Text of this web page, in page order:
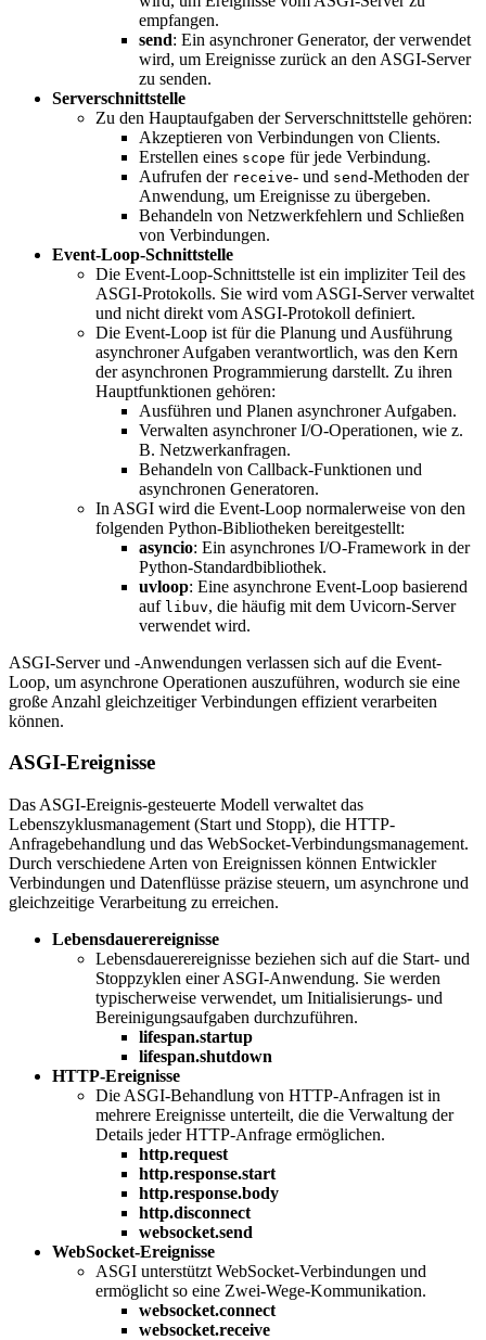
empfangen.
send: Ein asynchroner Generator, der verwendet
wird, um Ereignisse zurück an den ASGI-Server
zu senden.
Serverschnittstelle
Zu den Hauptaufgaben der Serverschnittstelle gehören:
Akzeptieren von Verbindungen von Clients.
Erstellen eines scope für jede Verbindung.
Aufrufen der receive- und send-Methoden der
Anwendung, um Ereignisse zu übergeben.
Behandeln von Netzwerkfehlern und Schließen
von Verbindungen.
Event-Loop-Schnittstelle
Die Event-Loop-Schnittstelle ist ein impliziter Teil des
ASGI-Protokolls. Sie wird vom ASGI-Server verwaltet
und nicht direkt vom ASGI-Protokoll definiert.
Die Event-Loop ist für die Planung und Ausführung
asynchroner Aufgaben verantwortlich, was den Kern
der asynchronen Programmierung darstellt. Zu ihren
Hauptfunktionen gehören:
Ausführen und Planen asynchroner Aufgaben.
Verwalten asynchroner I/O-Operationen, wie z.
B. Netzwerkanfragen.
Behandeln von Callback-Funktionen und
asynchronen Generatoren.
In ASGI wird die Event-Loop normalerweise von den
folgenden Python-Bibliotheken bereitgestellt:
asyncio: Ein asynchrones I/O-Framework in der
Python-Standardbibliothek.
uvloop: Eine asynchrone Event-Loop basierend
auf libuv, die häufig mit dem Uvicorn-Server
verwendet wird.
ASGI-Server und -Anwendungen verlassen sich auf die Event-
Loop, um asynchrone Operationen auszuführen, wodurch sie eine
große Anzahl gleichzeitiger Verbindungen effizient verarbeiten
können.
ASGI-Ereignisse
Das ASGI-Ereignis-gesteuerte Modell verwaltet das
Lebenszyklusmanagement (Start und Stopp), die HTTP-
Anfragebehandlung und das WebSocket-Verbindungsmanagement.
Durch verschiedene Arten von Ereignissen können Entwickler
Verbindungen und Datenflüsse präzise steuern, um asynchrone und
gleichzeitige Verarbeitung zu erreichen.
Lebensdauerereignisse
Lebensdauerereignisse beziehen sich auf die Start- und
Stoppzyklen einer ASGI-Anwendung. Sie werden
typischerweise verwendet, um Initialisierungs- und
Bereinigungsaufgaben durchzuführen.
lifespan.startup
lifespan.shutdown
HTTP-Ereignisse
Die ASGI-Behandlung von HTTP-Anfragen ist in
mehrere Ereignisse unterteilt, die die Verwaltung der
Details jeder HTTP-Anfrage ermöglichen.
http.request
http.response.start
http.response.body
http.disconnect
websocket.send
WebSocket-Ereignisse
ASGI unterstützt WebSocket-Verbindungen und
ermöglicht so eine Zwei-Wege-Kommunikation.
websocket.connect
websocket.receive